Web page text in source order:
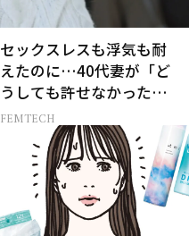
セックスレスも浮気も耐
えたのに…40代妻が「ど
うしても許せなかった」
夫の一言
FEMTECH